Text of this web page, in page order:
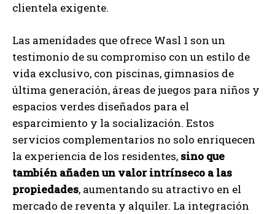
clientela exigente.
Las amenidades que ofrece Wasl 1 son un
testimonio de su compromiso con un estilo de
vida exclusivo, con piscinas, gimnasios de
última generación, áreas de juegos para niños y
espacios verdes diseñados para el
esparcimiento y la socialización. Estos
servicios complementarios no solo enriquecen
la experiencia de los residentes, sino que
también añaden un valor intrínseco a las
propiedades, aumentando su atractivo en el
mercado de reventa y alquiler. La integración